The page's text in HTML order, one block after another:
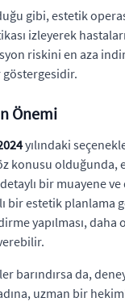
gibi, estetik
izleyerek
riskini en aza
göstergesidir.
Önemi
yılındaki
konusu
bir muayene
bir estetik planlama
yapılması, daha
barındırsa da,
uzman bir